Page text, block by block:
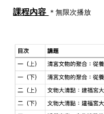
課程內容 ＊無限次播放